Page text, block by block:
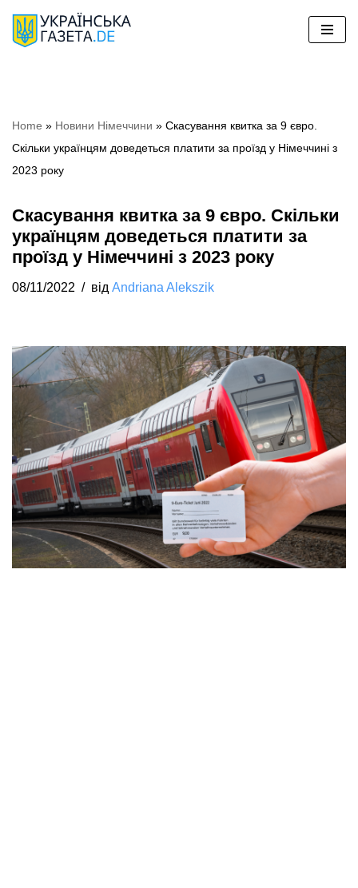
Перейти
Home » Новини Німеччини » Скасування квитка за 9 євро.
Скільки українцям доведеться платити за проїзд у Німеччині з
2023 року
Скасування квитка за 9 євро. Скільки
українцям доведеться платити за
проїзд у Німеччині з 2023 року
08/11/2022 від Andriana Alekszik